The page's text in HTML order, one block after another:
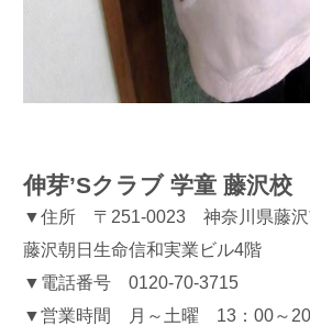
伸芽’Sクラブ 学童 藤沢校
▼住所 〒251-0023 神奈川県藤沢
藤沢朝日生命信和実業ビル4階
▼電話番号 0120-70-3715
▼営業時間 月～土曜 13：00～